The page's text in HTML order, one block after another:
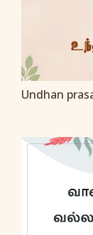
Undhan